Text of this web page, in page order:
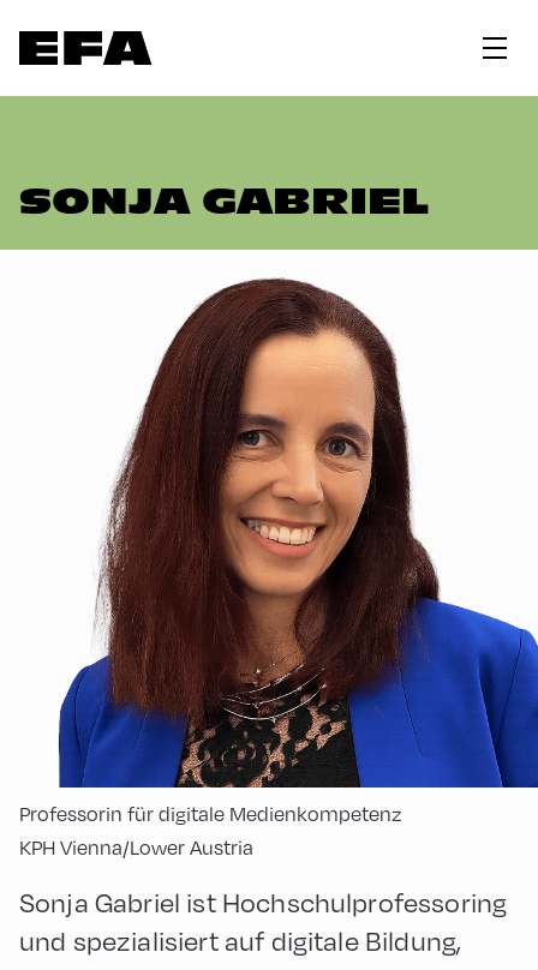
SONJA GABRIEL
Professorin für digitale Medienkompetenz
KPH Vienna/Lower Austria
Sonja Gabriel ist Hochschulprofessoring
und spezialisiert auf digitale Bildung,